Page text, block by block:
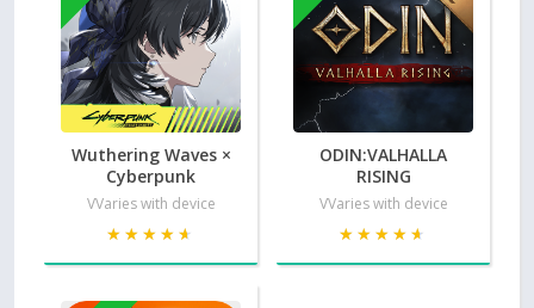
Wuthering Waves ×
Cyberpunk
VVaries with device
★★★★★
★★★★★
ODIN:VALHALLA
RISING
VVaries with device
★★★★★
★★★★★